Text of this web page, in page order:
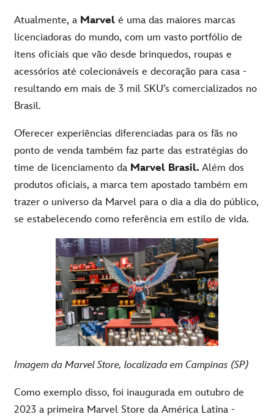
Atualmente, a Marvel é uma das maiores marcas
licenciadoras do mundo, com um vasto portfólio de
itens oficiais que vão desde brinquedos, roupas e
acessórios até colecionáveis e decoração para casa -
resultando em mais de 3 mil SKU’s comercializados no
Brasil.
Oferecer experiências diferenciadas para os fãs no
ponto de venda também faz parte das estratégias do
time de licenciamento da Marvel Brasil. Além dos
produtos oficiais, a marca tem apostado também em
trazer o universo da Marvel para o dia a dia do público,
se estabelecendo como referência em estilo de vida.
Imagem da Marvel Store, localizada em Campinas (SP)
Como exemplo disso, foi inaugurada em outubro de
2023 a primeira Marvel Store da América Latina -